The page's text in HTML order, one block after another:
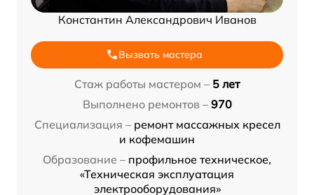
Константин Александрович Иванов
Вызвать мастера
Стаж работы мастером – 5 лет
Выполнено ремонтов – 970
Специализация – ремонт массажных кресел
и кофемашин
Образование – профильное техническое,
«Техническая эксплуатация
электрооборудования»